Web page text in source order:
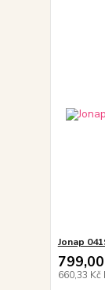
Jonap
660,33 Kč